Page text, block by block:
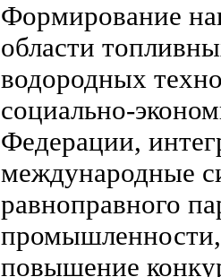
Формирование
области
водородных
социально-
Федерации,
международные
равноправного
повышение